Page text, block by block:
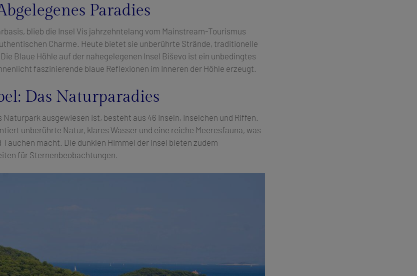
Paradies
blieb die Insel Vis jahrzehntelang vom Mainstream-Tourismus
Charme. Heute bietet sie unberührte Strände, traditionelle
Blaue Höhle auf der nahegelegenen Insel Biševo ist ein unbedingtes
faszinierende blaue Reflexionen im Inneren der Höhle erzeugt.
Das Naturparadies
ausgewiesen ist, besteht aus 46 Inseln, Inselchen und Riffen.
unberührte Natur, klares Wasser und eine reiche Meeresfauna, was
macht. Die dunklen Himmel der Insel bieten zudem
für Sternenbeobachtungen.